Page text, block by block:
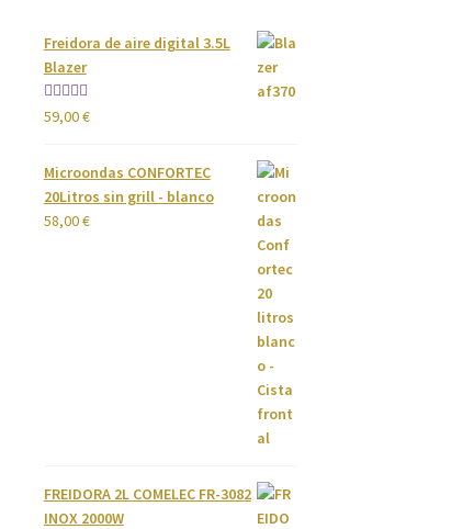
Freidora de aire digital 3.5L
Blazer
Valorado
59,00€
Microondas CONFORTEC
20Litros sin grill - blanco
58,00€
FREIDORA 2L COMELEC FR-3082
INOX 2000W